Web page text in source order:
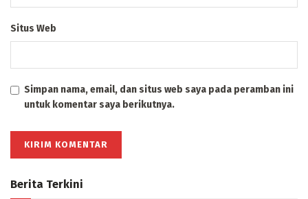
Situs Web
Simpan nama, email, dan situs web saya pada peramban ini
untuk komentar saya berikutnya.
Berita Terkini